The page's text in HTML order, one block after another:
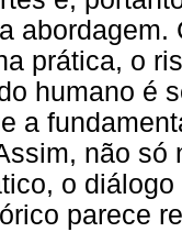
prática, o
humano é
a
não só
o
parece